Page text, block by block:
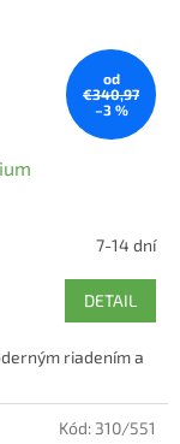
od
€340,97
–3 %
7-14 dní
DETAIL
riadením a
Kód: 310/551